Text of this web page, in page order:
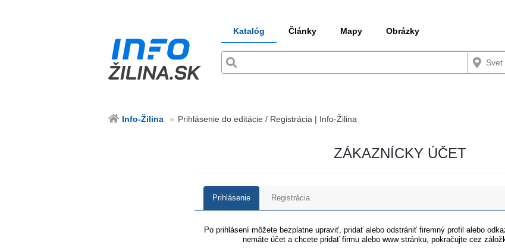
Katalóg Články Mapy Obrázky
Info-Žilina Prihlásenie do editácie / Registrácia | Info-Žilina
ZÁKAZNÍCKY ÚČET
Prihlásenie Registrácia
Po prihlásení môžete bezplatne upraviť, pridať alebo odstrániť firemný profil alebo
nemáte účet a chcete pridať firmu alebo www stránku, pokračujte cez